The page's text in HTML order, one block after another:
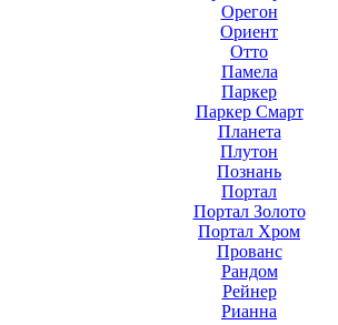
Орегон
Ориент
Отто
Памела
Паркер
Паркер Смарт
Планета
Плутон
Познань
Портал
Портал Золото
Портал Хром
Прованс
Рандом
Рейнер
Рианна